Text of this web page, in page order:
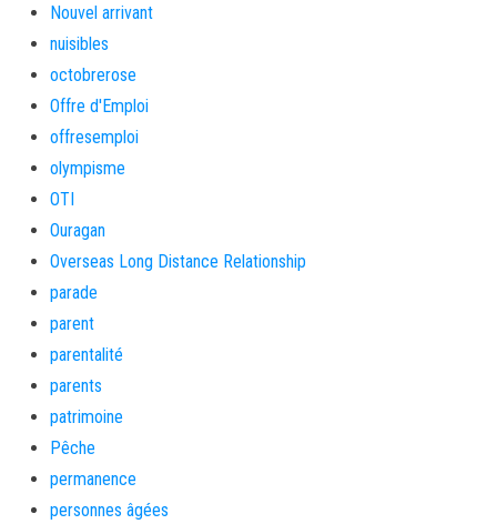
Nouvel arrivant
nuisibles
octobrerose
Offre d'Emploi
offresemploi
olympisme
OTI
Ouragan
Overseas Long Distance Relationship
parade
parent
parentalité
parents
patrimoine
Pêche
permanence
personnes âgées